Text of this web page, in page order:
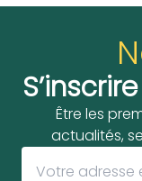
Être les
actualités,